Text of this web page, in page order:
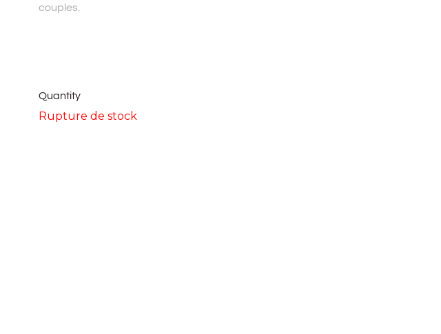
couples.
Quantity
Rupture de stock